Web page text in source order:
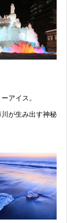
アイス。
が生み出す神秘